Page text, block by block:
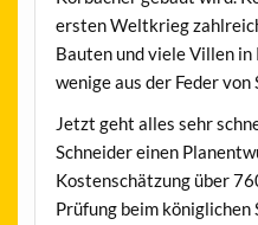
ersten Weltkrieg
Bauten und viele Villen
wenige aus der Feder von
Jetzt geht alles sehr
Schneider einen
Kostenschätzung über
Prüfung beim